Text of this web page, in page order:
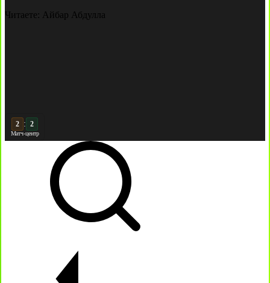
Читаете: Айбар Абдулла
3 :
Матч-центр